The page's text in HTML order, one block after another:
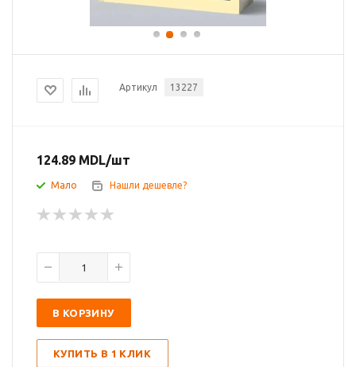
Артикул 13227
124.89 MDL/шт
Мало Нашли дешевле?
В КОРЗИНУ
КУПИТЬ В 1 КЛИК